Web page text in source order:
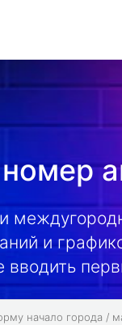
и
вводить